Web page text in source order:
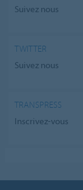
Suivez nous
TWITTER
Suivez nous
TRANSPRESS
Inscrivez-vous